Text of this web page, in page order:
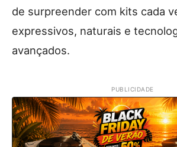
de surpreender com kits cada
expressivos, naturais e
avançados.
PUBLICIDADE